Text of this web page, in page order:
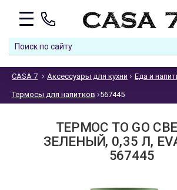
CASA 7 Аксессуары для кухни Еда и
Термосы для напитков 567445
ТЕРМОС TO GO
ЗЕЛЕНЫЙ, 0,35 Л,
567445